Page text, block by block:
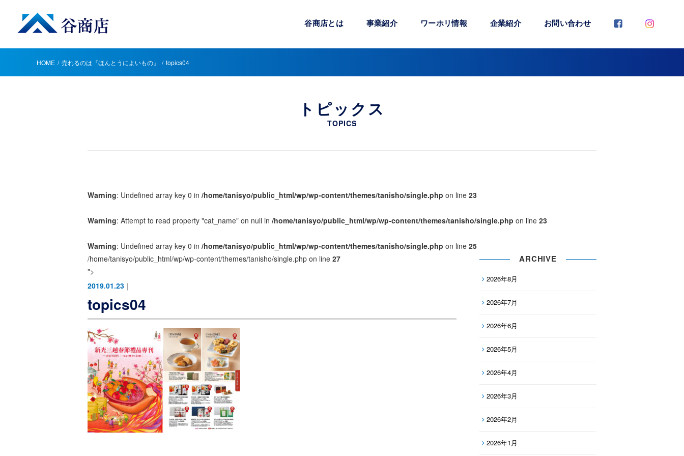
谷商店とは 事業紹介 ワーホリ情報 企業紹介 お問い合わせ
HOME 売れるのは『ほんとうによいもの』 topics04
トピックス
TOPICS
Warning: Undefined array key 0 in /home/tanisyo/public_html/wp/wp-content/themes/tanisho/single.php on line 23
Warning: Attempt to read property "cat_name" on null in /home/tanisyo/public_html/wp/wp-content/themes/tanisho/single.php on line 23
Warning: Undefined array key 0 in /home/tanisyo/public_html/wp/wp-content/themes/tanisho/single.php on line 25
/home/tanisyo/public_html/wp/wp-content/themes/tanisho/single.php on line 27
">
2019.01.23 ｜
topics04
ARCHIVE
2026年8月
2026年7月
2026年6月
2026年5月
2026年4月
2026年3月
2026年2月
2026年1月